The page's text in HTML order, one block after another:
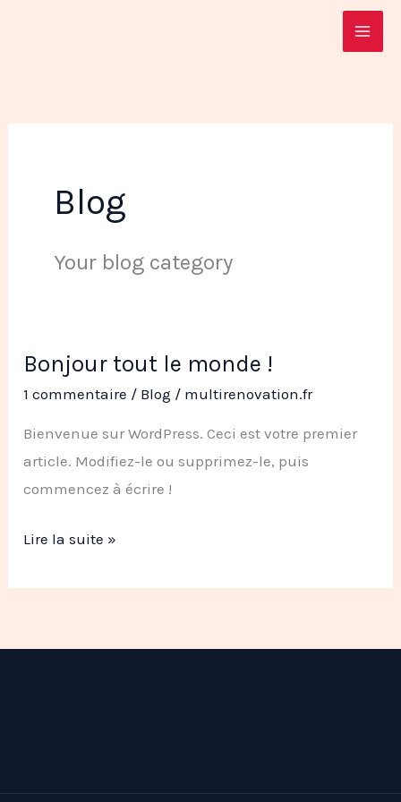
Blog
Your blog category
Bonjour tout le monde !
1 commentaire / Blog / multirenovation.fr
Bienvenue sur WordPress. Ceci est votre premier
article. Modifiez-le ou supprimez-le, puis
commencez à écrire !
Bonjour
tout
monde !
Lire la suite »